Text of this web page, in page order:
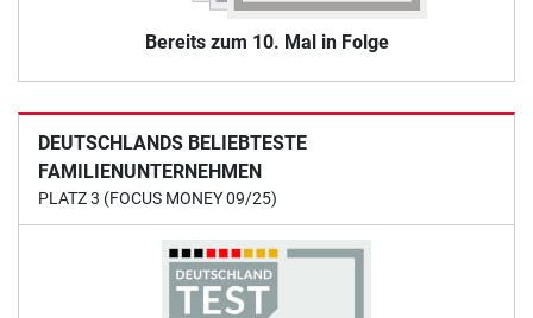
Bereits zum 10. Mal in Folge
DEUTSCHLANDS BELIEBTESTE
FAMILIENUNTERNEHMEN
PLATZ 3 (FOCUS MONEY 09/25)